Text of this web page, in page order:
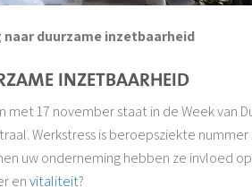
naar duurzame inzetbaarheid
INZETBAARHEID
met 17 november staat in de Week van
Werkstress is beroepsziekte
uw onderneming hebben ze invloed
envitaliteit?